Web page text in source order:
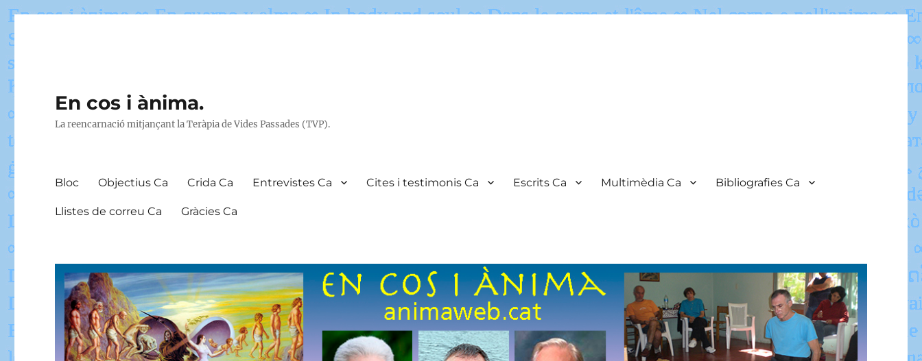
En cos i ànima.
La reencarnació mitjançant la Teràpia de Vides Passades (TVP).
Bloc Objectius Ca Crida Ca Entrevistes Ca Cites i testimonis Ca Escrits Ca Multimèdia Ca Bibliografies Ca
Llistes de correu Ca Gràcies Ca